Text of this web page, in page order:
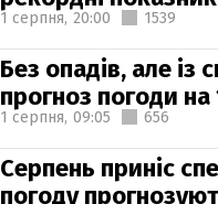
1 серпня, 20:00 1539
Без опадів, але
прогноз погоди на
1 серпня, 09:05 656
Серпень приніс
погоду